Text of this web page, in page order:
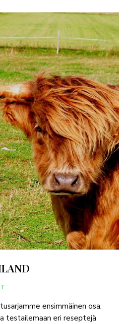
ensimmäinen osa.
testailemaan eri reseptejä